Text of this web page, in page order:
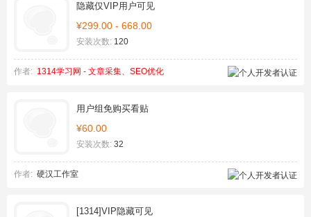
隐藏仅VIP用户可见
¥299.00 - 668.00
安装次数: 120
作者: 1314学习网 - 文章采集、SEO优化
用户组免购买看贴
¥60.00
安装次数: 32
作者: 硬汉工作室
[1314]VIP隐藏可见